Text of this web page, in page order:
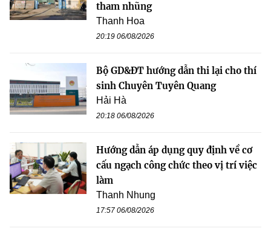
tham nhũng
Thanh Hoa
20:19 06/08/2026
Bộ GD&ĐT hướng dẫn thi lại cho thí
sinh Chuyên Tuyên Quang
Hải Hà
20:18 06/08/2026
Hướng dẫn áp dụng quy định về cơ
cấu ngạch công chức theo vị trí việc
làm
Thanh Nhung
17:57 06/08/2026